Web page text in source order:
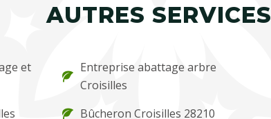
AUTRES SERVICES
et
Entreprise abattage arbre
Croisilles
Bûcheron Croisilles 28210